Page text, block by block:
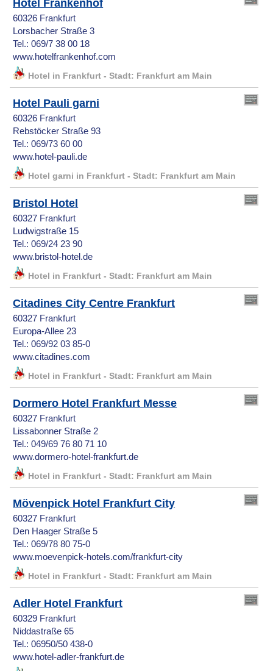
Hotel Frankenhof
60326 Frankfurt
Lorsbacher Straße 3
Tel.: 069/7 38 00 18
www.hotelfrankenhof.com
Hotel in Frankfurt - Stadt: Frankfurt am Main
Hotel Pauli garni
60326 Frankfurt
Rebstöcker Straße 93
Tel.: 069/73 60 00
www.hotel-pauli.de
Hotel garni in Frankfurt - Stadt: Frankfurt am Main
Bristol Hotel
60327 Frankfurt
Ludwigstraße 15
Tel.: 069/24 23 90
www.bristol-hotel.de
Hotel in Frankfurt - Stadt: Frankfurt am Main
Citadines City Centre Frankfurt
60327 Frankfurt
Europa-Allee 23
Tel.: 069/92 03 85-0
www.citadines.com
Hotel in Frankfurt - Stadt: Frankfurt am Main
Dormero Hotel Frankfurt Messe
60327 Frankfurt
Lissabonner Straße 2
Tel.: 049/69 76 80 71 10
www.dormero-hotel-frankfurt.de
Hotel in Frankfurt - Stadt: Frankfurt am Main
Mövenpick Hotel Frankfurt City
60327 Frankfurt
Den Haager Straße 5
Tel.: 069/78 80 75-0
www.moevenpick-hotels.com/frankfurt-city
Hotel in Frankfurt - Stadt: Frankfurt am Main
Adler Hotel Frankfurt
60329 Frankfurt
Niddastraße 65
Tel.: 06950/50 438-0
www.hotel-adler-frankfurt.de